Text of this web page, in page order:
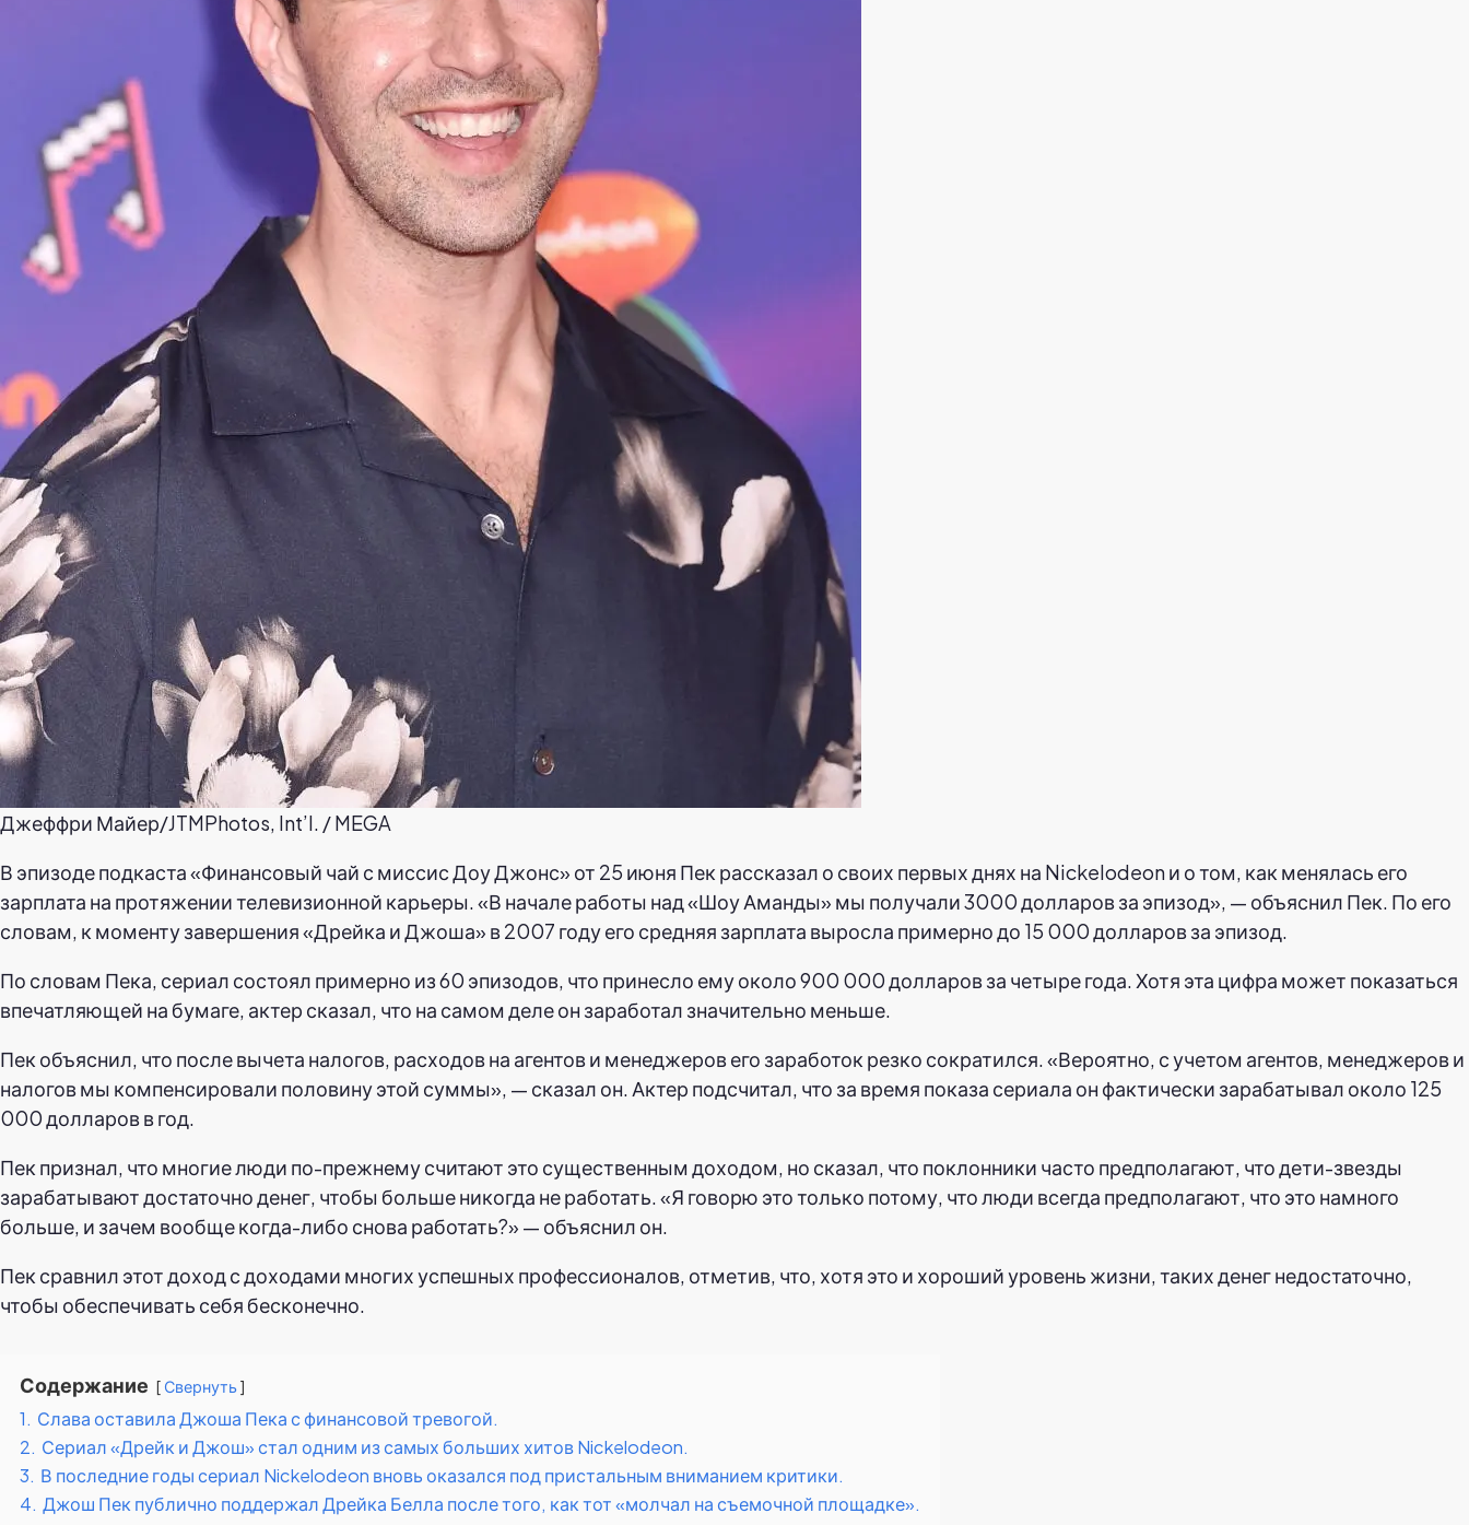
Джеффри Майер/JTMPhotos, Int’l. / MEGA
В эпизоде подкаста «Финансовый чай с миссис Доу Джонс» от 25 июня Пек рассказал о своих первых днях на Nickelodeon и о том, как менялась его
зарплата на протяжении телевизионной карьеры. «В начале работы над «Шоу Аманды» мы получали 3000 долларов за эпизод», — объяснил Пек. По его
словам, к моменту завершения «Дрейка и Джоша» в 2007 году его средняя зарплата выросла примерно до 15 000 долларов за эпизод.
По словам Пека, сериал состоял примерно из 60 эпизодов, что принесло ему около 900 000 долларов за четыре года. Хотя эта цифра может показаться
впечатляющей на бумаге, актер сказал, что на самом деле он заработал значительно меньше.
Пек объяснил, что после вычета налогов, расходов на агентов и менеджеров его заработок резко сократился. «Вероятно, с учетом агентов, менеджеров и
налогов мы компенсировали половину этой суммы», — сказал он. Актер подсчитал, что за время показа сериала он фактически зарабатывал около 125
000 долларов в год.
Пек признал, что многие люди по-прежнему считают это существенным доходом, но сказал, что поклонники часто предполагают, что дети-звезды
зарабатывают достаточно денег, чтобы больше никогда не работать. «Я говорю это только потому, что люди всегда предполагают, что это намного
больше, и зачем вообще когда-либо снова работать?» — объяснил он.
Пек сравнил этот доход с доходами многих успешных профессионалов, отметив, что, хотя это и хороший уровень жизни, таких денег недостаточно,
чтобы обеспечивать себя бесконечно.
Содержание Свернуть
1. Слава оставила Джоша Пека с финансовой тревогой.
2. Сериал «Дрейк и Джош» стал одним из самых больших хитов Nickelodeon.
3. В последние годы сериал Nickelodeon вновь оказался под пристальным вниманием критики.
4. Джош Пек публично поддержал Дрейка Белла после того, как тот «молчал на съемочной площадке».